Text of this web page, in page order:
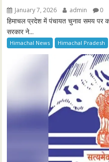
January 7, 2026 admin 0
हिमाचल प्रदेश में पंचायत चुनाव समय पर
सरकार ने...
Himachal News Himachal Pradesh